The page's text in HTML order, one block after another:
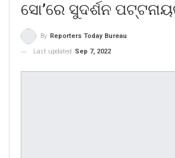
ସୋ’ରେ ସୁଦର୍ଶନ
By Reporters Today Bureau
Last updated Sep 7, 2022